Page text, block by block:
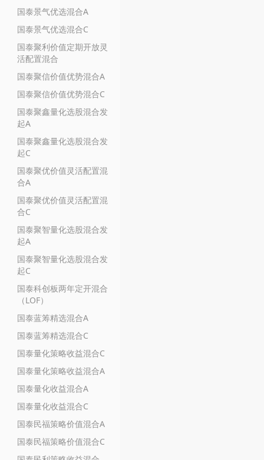
国泰景气优选混合A
国泰景气优选混合C
国泰聚利价值定期开放灵
活配置混合
国泰聚信价值优势混合A
国泰聚信价值优势混合C
国泰聚鑫量化选股混合发
起A
国泰聚鑫量化选股混合发
起C
国泰聚优价值灵活配置混
合A
国泰聚优价值灵活配置混
合C
国泰聚智量化选股混合发
起A
国泰聚智量化选股混合发
起C
国泰科创板两年定开混合
（LOF）
国泰蓝筹精选混合A
国泰蓝筹精选混合C
国泰量化策略收益混合C
国泰量化策略收益混合A
国泰量化收益混合A
国泰量化收益混合C
国泰民福策略价值混合A
国泰民福策略价值混合C